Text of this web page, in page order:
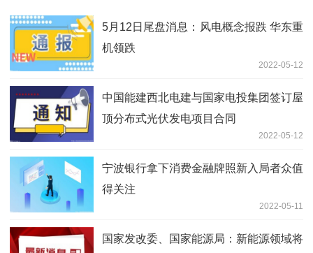
5月12日尾盘消息：风电概念报跌 华东重
机领跌
2022-05-12
中国能建西北电建与国家电投集团签订屋
顶分布式光伏发电项目合同
2022-05-12
宁波银行拿下消费金融牌照新入局者众值
得关注
2022-05-11
国家发改委、国家能源局：新能源领域将